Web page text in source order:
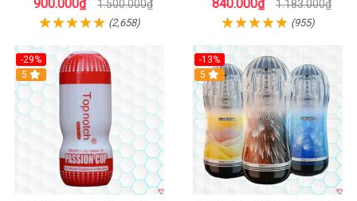
900.000₫ 1.500.000₫
(2,658)
840.000₫ 1.183.000₫
(955)
-29%
5
-13%
Hot
5